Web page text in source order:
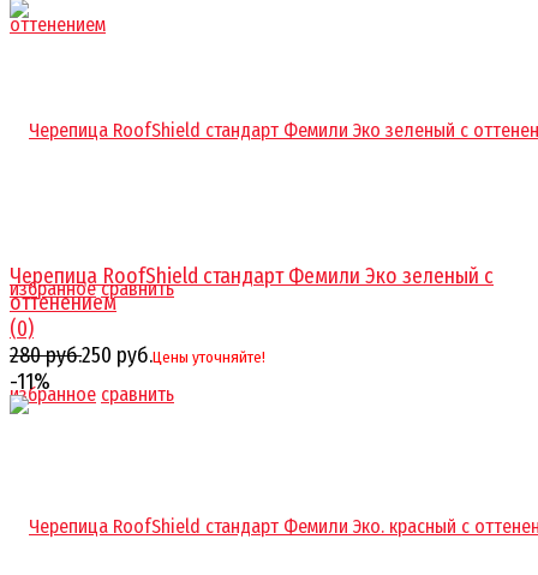
избранное сравнить
избранное сравнить
Черепица RoofShield стандарт Фемили Эко зеленый с
оттенением
(0)
280 руб.250 руб.Цены уточняйте!
-11%